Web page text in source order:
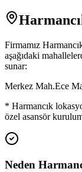
Firmamız
aşağıdaki
sunar:
Merkez Mah.Ece
* Harmancık
özel asansör
Neden